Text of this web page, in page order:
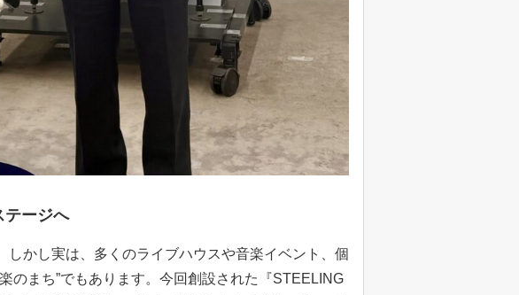
テージへ
しかし実は、多くのライブハウスや音楽イベント、個
のまち”でもあります。今回創設された『STEELING